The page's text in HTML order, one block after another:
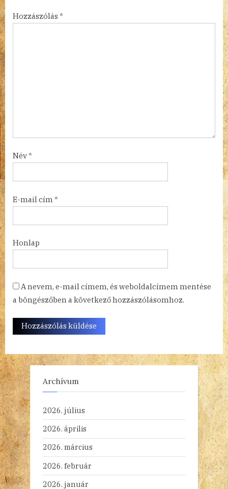
Hozzászólás *
Név*
E-mail cím *
Honlap
A nevem, e-mail címem, és weboldalcímem mentése
a böngészőben a következő hozzászólásomhoz.
Archívum
2026. július
2026. április
2026. március
2026. február
2026. január